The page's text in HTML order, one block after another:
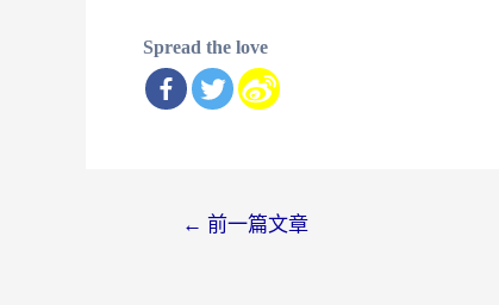
Spread the love
← 前一篇文章